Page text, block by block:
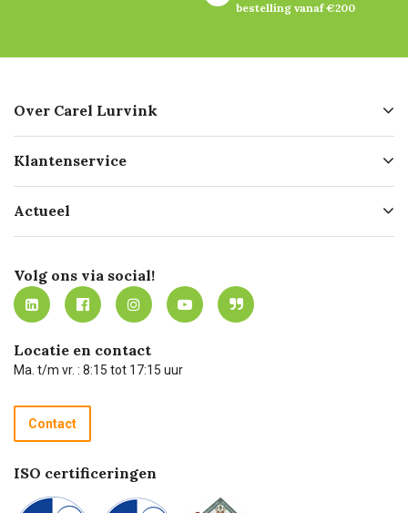
bestelling vanaf €200
Over Carel Lurvink
Geschiedenis
Missie
Werken bij Carel Lurvink
MVO
Klantenservice
Bezorgen
Mijn Carel Lurvink
Mijn Carel Lurvink instructievideo's
Carel Lurvink App
Hulp op afstand
Technische dienst
Recycle programma
Betalen
Actueel
Innovation LAB
Tevreden klanten
Carel Lurvink Blog
Carel de podcast
Volg ons via social!
Locatie en contact
Ma. t/m vr. : 8:15 tot 17:15 uur
Contact
ISO certificeringen